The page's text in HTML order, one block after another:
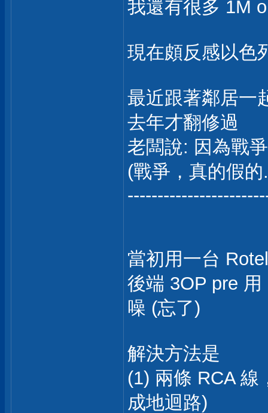
我還有很多 1M
現在頗反感以色
最近跟著鄰居一
去年才翻修過
老闆說: 因為戰
(戰爭，真的假
當初用一台
後端 3OP pre
噪 (忘了)
解決方法是
(1) 兩條 RCA 線
成地迴路)